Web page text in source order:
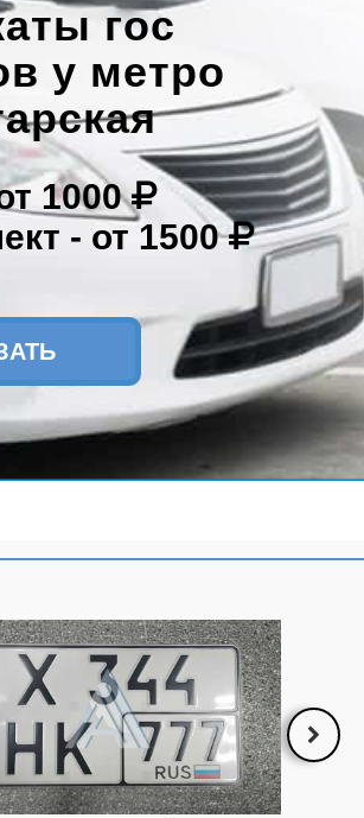
гос
у метро
1000
- от 1500